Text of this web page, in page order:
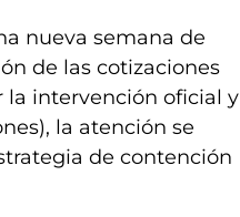
nueva semana de
de las cotizaciones
la intervención oficial y
la atención se
de contención